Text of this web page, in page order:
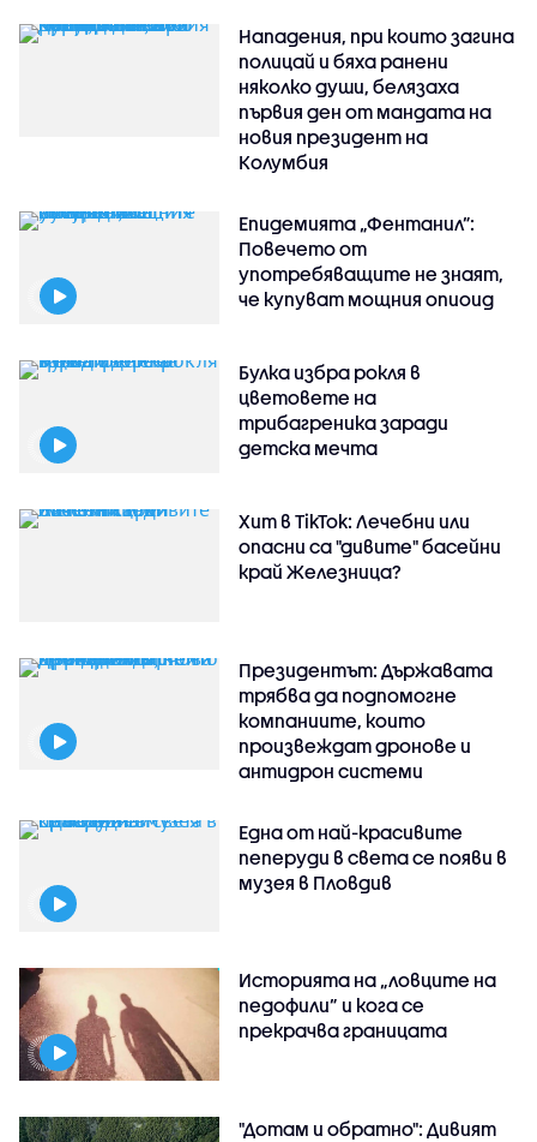
Нападения, при които загина
полицай и бяха ранени
няколко души, белязаха
първия ден от мандата на
новия президент на
Колумбия
Епидемията „Фентанил”:
Повечето от
употребяващите не знаят,
че купуват мощния опиоид
Булка избра рокля в
цветовете на
трибагреника заради
детска мечта
Хит в TikTok: Лечебни или
опасни са "дивите" басейни
край Железница?
Президентът: Държавата
трябва да подпомогне
компаниите, които
произвеждат дронове и
антидрон системи
Една от най-красивите
пеперуди в света се появи в
музея в Пловдив
Историята на „ловците на
педофили” и кога се
прекрачва границата
"Дотам и обратно": Дивият